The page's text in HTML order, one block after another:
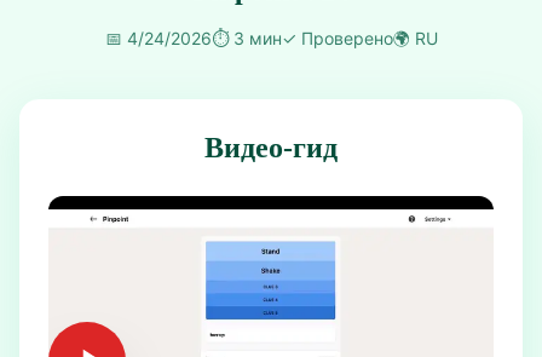
📅 4/24/2026⏱️ 3 мин✓ Проверено🌍 RU
Видео-гид